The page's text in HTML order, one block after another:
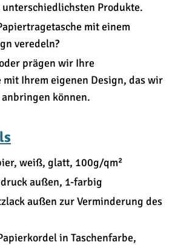
Produkte.
mit einem
veredeln?
prägen wir Ihre
mit Ihrem eigenen Design, das wir
können.
weiß, glatt, 100g/qm²
außen, 1-farbig
außen zur Verminderung des
in Taschenfarbe,